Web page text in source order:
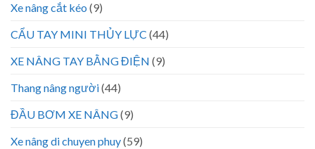
Xe nâng cắt kéo (9)
CẨU TAY MINI THỦY LỰC (44)
XE NÂNG TAY BẰNG ĐIỆN (9)
Thang nâng người(44)
ĐẦU BƠM XE NÂNG(9)
Xe nâng di chuyen phuy(59)